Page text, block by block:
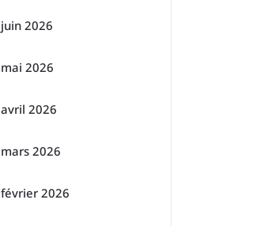
juin 2026
mai 2026
avril 2026
mars 2026
février 2026